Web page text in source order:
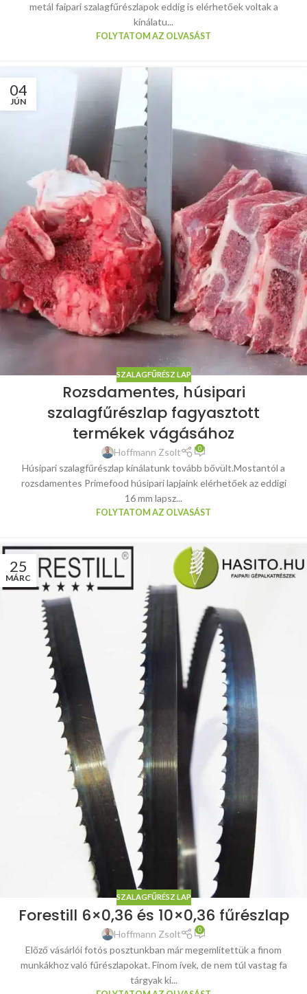
metál faipari szalagfűrészlapok eddig is elérhetőek voltak a
kínálatu...
FOLYTATOM AZ OLVASÁST
04
JÚN
SZALAGFŰRÉSZ LAP
Rozsdamentes, húsipari
szalagfűrészlap fagyasztott
termékek vágásához
Hoffmann Zsolt 0
Húsipari szalagfűrészlap kínálatunk tovább bővült.Mostantól a
rozsdamentes Primefood húsipari lapjaink elérhetőek az eddigi
16 mm lapsz...
FOLYTATOM AZ OLVASÁST
25
MÁRC
SZALAGFŰRÉSZ LAP
Forestill 6×0,36 és 10×0,36 fűrészlap
Hoffmann Zsolt 0
Előző vásárlói fotós posztunkban már megemlítettük a finom
munkákhoz való fűrészlapokat. Finom ívek, de nem túl vastag fa
tárgyak ki...